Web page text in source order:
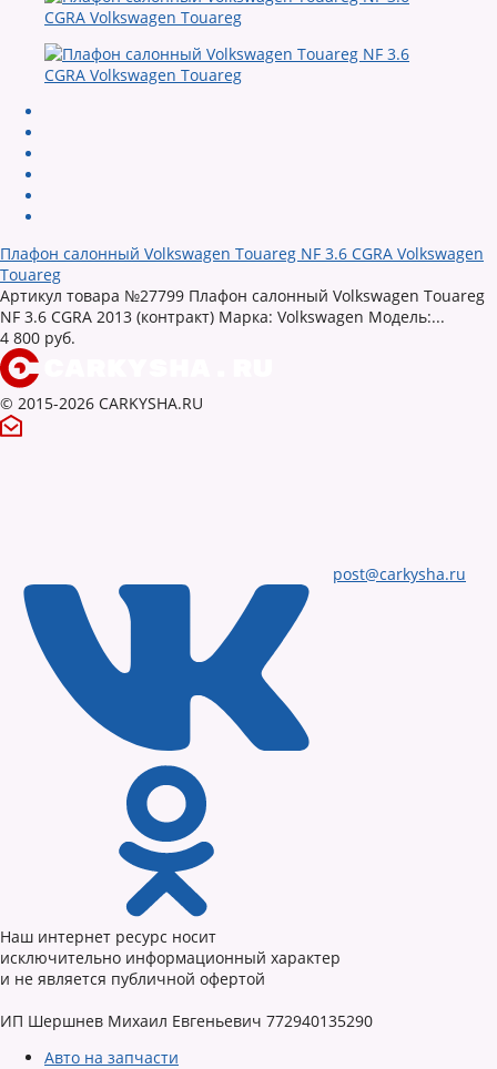
Плафон салонный Volkswagen Touareg NF 3.6 CGRA Volkswagen
Touareg
Артикул товара №27799 Плафон салонный Volkswagen Touareg
NF 3.6 CGRA 2013 (контракт) Марка: Volkswagen Модель:...
4 800 руб.
© 2015-2026 CARKYSHA.RU
post@carkysha.ru
Наш интернет ресурс носит
исключительно информационный характер
и не является публичной офертой
ИП Шершнев Михаил Евгеньевич 772940135290
Авто на запчасти